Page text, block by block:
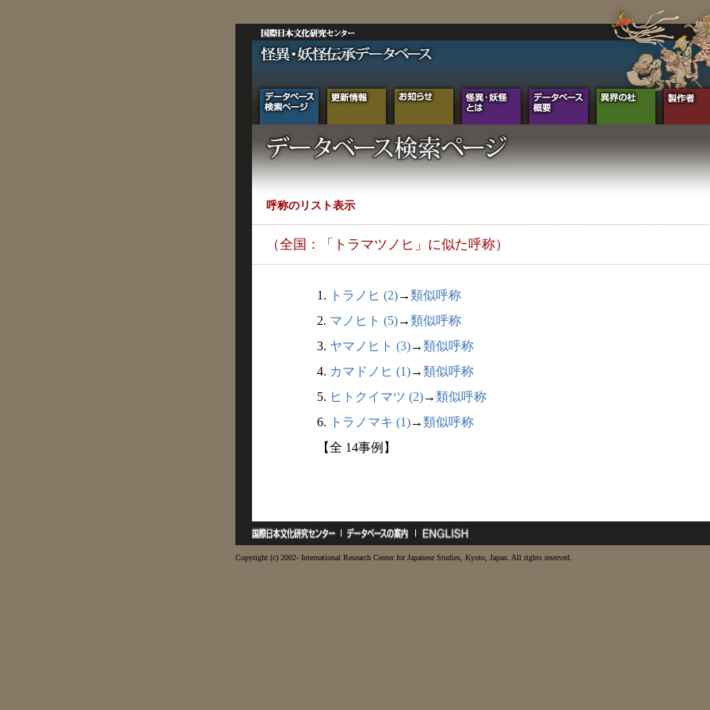
呼称のリスト表示
（全国：「トラマツノヒ」に似た呼称）
1. トラノヒ (2)→類似呼称
2. マノヒト (5)→類似呼称
3. ヤマノヒト (3)→類似呼称
4. カマドノヒ (1)→類似呼称
5. ヒトクイマツ (2)→類似呼称
6.
トラノマキ (1)→類似呼称
【全 14事例】
Copyright (c) 2002- International Research Center for Japanese Studies, Kyoto, Japan. All rights reserved.